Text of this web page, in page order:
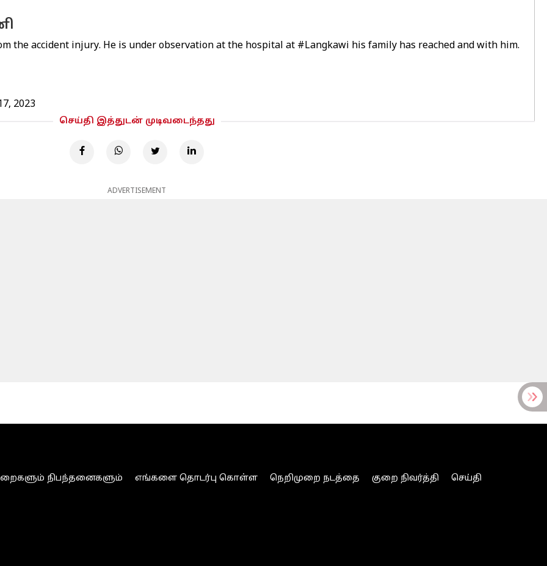
the accident injury. He is under observation at the hospital at #Langkawi his family has reached and with him.
2023
செய்தி இத்துடன் முடிவடைந்தது
ADVERTISEMENT
நிபந்தனைகளும் எங்களை தொடர்பு கொள்ள நெறிமுறை நடத்தை குறை நிவர்த்தி
செய்தி